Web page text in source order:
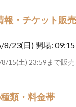
報・チケット販
8/23(日) 開場:
15(土) 23:59まで販売
類・料金帯